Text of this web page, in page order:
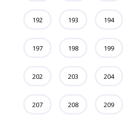
192 193 194
197 198 199
202 203 204
207 208 209